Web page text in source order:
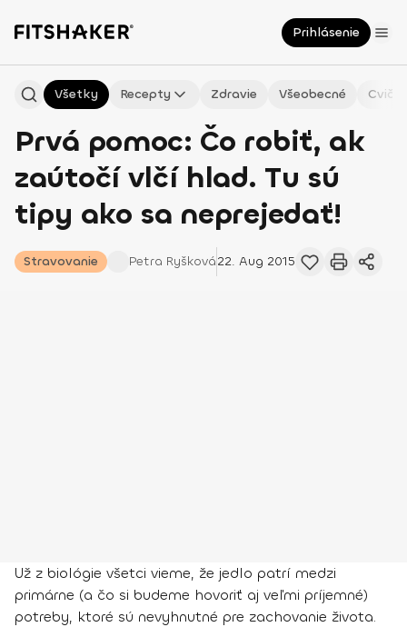
Prihlásenie
Všetky Recepty Zdravie Všeobecné
Prvá pomoc: Čo robiť, ak
zaútočí vlčí hlad. Tu sú
tipy ako sa neprejedať!
Stravovanie Petra Ryšková22. Aug 2015
Už z biológie všetci vieme, že jedlo patrí medzi
primárne (a čo si budeme hovoriť aj veľmi príjemné)
potreby, ktoré sú nevyhnutné pre zachovanie života.